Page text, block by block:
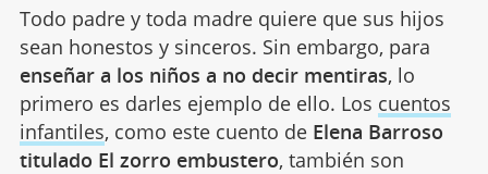
Todo padre y toda madre quiere que sus hijos
sean honestos y sinceros. Sin embargo, para
enseñar a los niños a no decir mentiras, lo
primero es darles ejemplo de ello. Los cuentos
infantiles, como este cuento de Elena Barroso
titulado El zorro embustero, también son